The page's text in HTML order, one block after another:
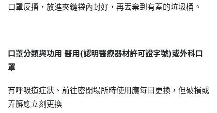
口罩反摺，放進夾鏈袋內封好，再丟棄到有蓋的垃圾桶。
口罩分類與功用 醫用(認明醫療器材許可證字號)或外科口
罩
有呼吸道症狀、前往密閉場所時使用應每日更換，但破損或
弄髒應立刻更換